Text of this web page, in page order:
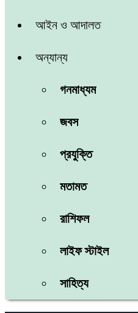
আইন ও আদালত
অন্যান্য
গনমাধ্যম
জবস
প্রযুক্তি
মতামত
রাশিফল
লাইফ স্টাইল
সাহিত্য